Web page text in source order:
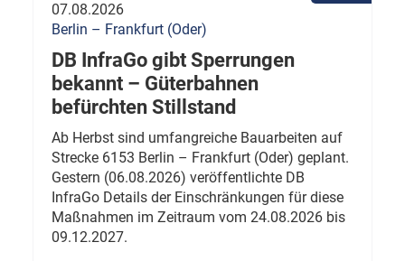
07.08.2026
Berlin – Frankfurt (Oder)
DB InfraGo gibt Sperrungen
bekannt – Güterbahnen
befürchten Stillstand
Ab Herbst sind umfangreiche Bauarbeiten auf
Strecke 6153 Berlin – Frankfurt (Oder) geplant.
Gestern (06.08.2026) veröffentlichte DB
InfraGo Details der Einschränkungen für diese
Maßnahmen im Zeitraum vom 24.08.2026 bis
09.12.2027.